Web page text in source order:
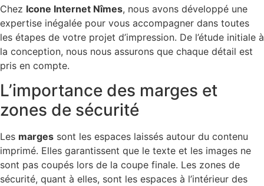
Chez Icone Internet Nîmes, nous avons développé une
expertise inégalée pour vous accompagner dans toutes
les étapes de votre projet d’impression. De l’étude initiale à
la conception, nous nous assurons que chaque détail est
pris en compte.
L’importance des marges et
zones de sécurité
Les marges sont les espaces laissés autour du contenu
imprimé. Elles garantissent que le texte et les images ne
sont pas coupés lors de la coupe finale. Les zones de
sécurité, quant à elles, sont les espaces à l’intérieur des